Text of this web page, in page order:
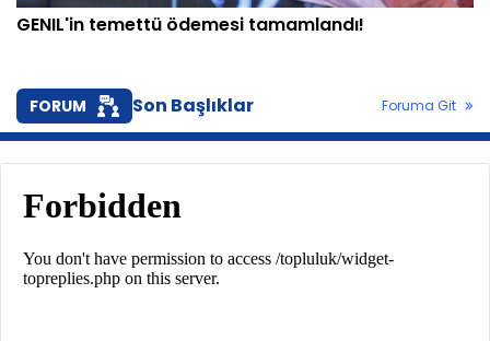
GENIL'in temettü ödemesi tamamlandı!
FORUM Son Başlıklar Foruma Git